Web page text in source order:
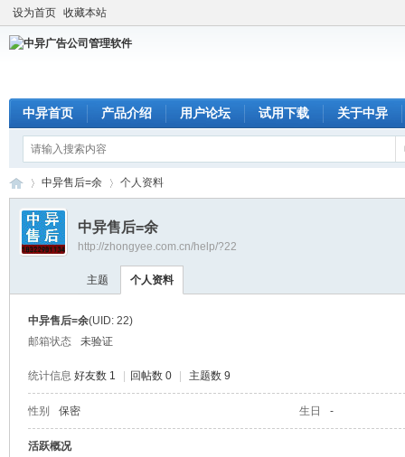
设为首页 收藏本站
中异首页 产品介绍 用户论坛 试用下载 关于中异
›
中异售后=余 个人资料
中异售后=余
http://zhongyee.com.cn/help/?22
主题 个人资料
中异售后=余(UID: 22)
邮箱状态
未验证
统计信息 好友数 1 回帖数 0 主题数 9
性别 保密 生日 -
活跃概况